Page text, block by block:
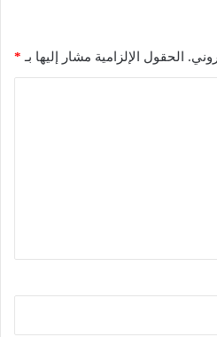
الحقول الإلزامية مشار إليها بـ *